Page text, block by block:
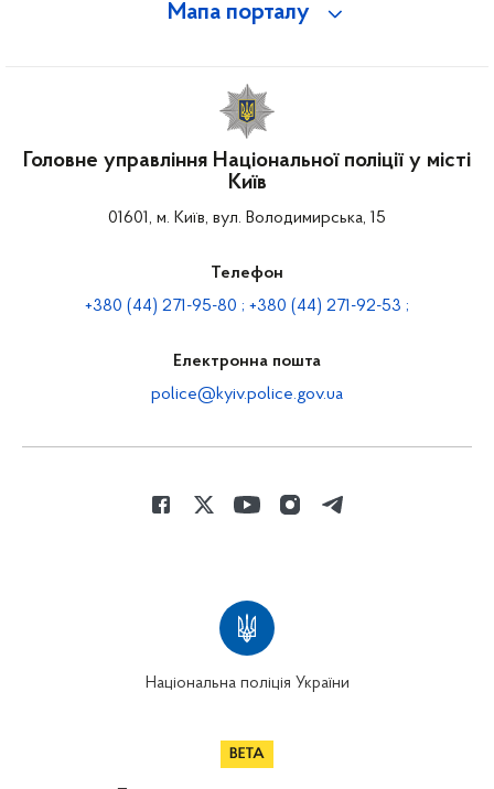
Мапа порталу
Головне управління Національної поліції у місті
Київ
01601, м. Київ, вул. Володимирська, 15
Телефон
+380 (44) 271-95-80 ; +380 (44) 271-92-53 ;
Електронна пошта
police@kyiv.police.gov.ua
Національна поліція України